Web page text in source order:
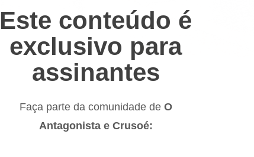
Este conteúdo é
exclusivo para
assinantes
Faça parte da comunidade de O
Antagonista e Crusoé: